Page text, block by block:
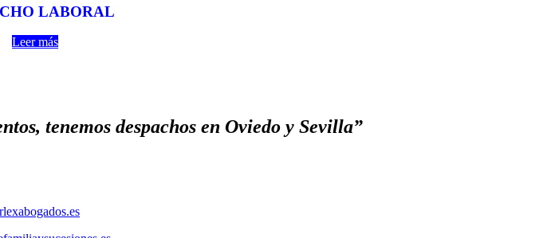
LABORAL
Leer más
tenemos despachos en Oviedo y Sevilla”